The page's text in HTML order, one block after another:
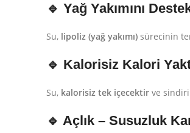
🔹 Yağ Yakımını
Su, lipoliz (yağ yakımı) sürecinin
🔹 Kalorisiz Kalori
Su, kalorisiz tek içecektir ve
🔹 Açlık – Susuzluk